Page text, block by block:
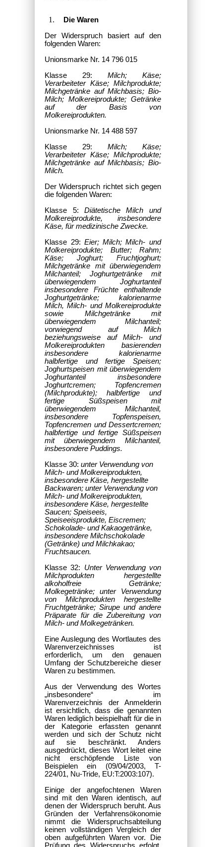
Die Waren
Der Widerspruch basiert auf den
folgenden Waren:
Unionsmarke Nr. 14 796 015
Klasse 29: Milch; Käse;
Verarbeiteter Käse; Milchprodukte;
Milchgetränke auf Milchbasis; Bio-
Milch; Molkereiprodukte; Getränke
auf der Basis von
Molkereiprodukten.
Unionsmarke Nr. 14 488 597
Klasse 29: Milch; Käse;
Verarbeiteter Käse; Milchprodukte;
Milchgetränke auf Milchbasis; Bio-
Milch.
Der Widerspruch richtet sich gegen
die folgenden Waren:
Klasse 5: Diätetische Milch und
Molkereiprodukte, insbesondere
Käse, für medizinische Zwecke.
Klasse 29: Eier; Milch; Milch- und
Molkereiprodukte; Butter; Rahm;
Käse; Joghurt; Fruchtjoghurt;
Milchgetränke mit überwiegendem
Milchanteil; Joghurtgetränke mit
überwiegendem Joghurtanteil
insbesondere Früchte enthaltende
Joghurtgetränke; kalorienarme
Milch, Milch- und Molkereiprodukte
sowie Milchgetränke mit
überwiegendem Milchanteil;
vorwiegend auf Milch
beziehungsweise auf Milch- und
Molkereiprodukten basierenden
insbesondere kalorienarme
halbfertige und fertige Speisen;
Joghurtspeisen mit überwiegendem
Joghurtanteil insbesondere
Joghurtcremen; Topfencremen
(Milchprodukte); halbfertige und
fertige Süßspeisen mit
überwiegendem Milchanteil,
insbesondere Topfenspeisen,
Topfencremen und Dessertcremen;
halbfertige und fertige Süßspeisen
mit überwiegendem Milchanteil,
insbesondere Puddings.
Klasse 30:unter Verwendung von
Milch- und Molkereiprodukten,
insbesondere Käse, hergestellte
Backwaren; unter Verwendung von
Milch- und Molkereiprodukten,
insbesondere Käse, hergestellte
Saucen; Speiseeis,
Speiseeisprodukte, Eiscremen;
Schokolade- und Kakaogetränke,
insbesondere Milchschokolade
(Getränke) und Milchkakao;
Fruchtsaucen.
Klasse 32: Unter Verwendung von
Milchprodukten hergestellte
alkoholfreie Getränke;
Molkegetränke; unter Verwendung
von Milchprodukten hergestellte
Fruchtgetränke; Sirupe und andere
Präparate für die Zubereitung von
Milch- und Molkegetränken.
Eine Auslegung des Wortlautes des
Warenverzeichnisses ist
erforderlich, um den genauen
Umfang der Schutzbereiche dieser
Waren zu bestimmen.
Aus der Verwendung des Wortes
„insbesondere“ im
Warenverzeichnis der Anmelderin
ist ersichtlich, dass die genannten
Waren lediglich beispielhaft für die in
der Kategorie erfassten genannt
werden und sich der Schutz nicht
auf sie beschränkt. Anders
ausgedrückt, dieses Wort leitet eine
nicht erschöpfende Liste von
Beispielen ein (09/04/2003, T-
224/01, Nu-Tride, EU:T:2003:107).
Einige der angefochtenen Waren
sind mit den Waren identisch, auf
denen der Widerspruch beruht. Aus
Gründen der Verfahrensökonomie
nimmt die Widerspruchsabteilung
keinen vollständigen Vergleich der
oben aufgeführten Waren vor. Die